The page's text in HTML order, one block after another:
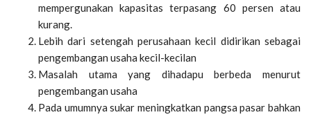
mempergunakan kapasitas terpasang 60 persen atau
kurang.
Lebih dari setengah perusahaan kecil didirikan sebagai
pengembangan usaha kecil-kecilan
Masalah utama yang dihadapu berbeda menurut
pengembangan usaha
Pada umumnya sukar meningkatkan pangsa pasar bahkan